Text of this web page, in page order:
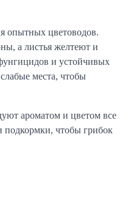
опытных цветоводов.
а листья желтеют и
и устойчивых
места, чтобы
ароматом и цветом все
подкормки, чтобы грибок